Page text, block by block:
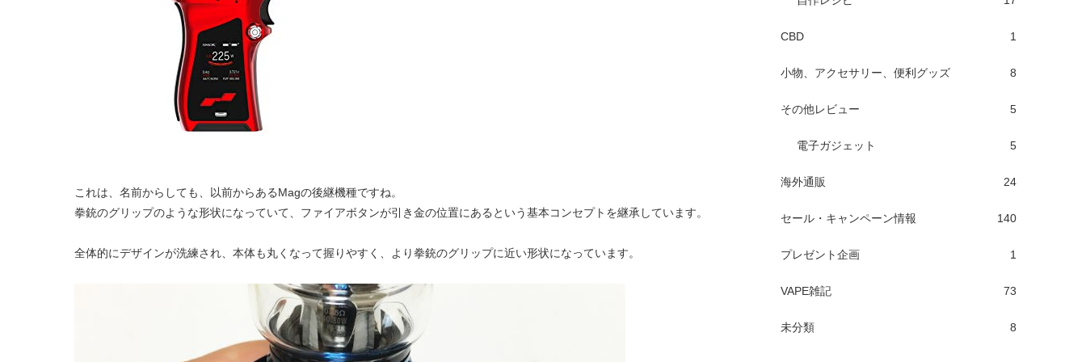
これは、名前からしても、以前からあるMagの後継機種ですね。
拳銃のグリップのような形状になっていて、ファイアボタンが引き金の位置にあるという基本コンセプトを継承しています。
全体的にデザインが洗練され、本体も丸くなって握りやすく、より拳銃のグリップに近い形状になっています。
CBD 1
小物、アクセサリー、便利グッズ 8
その他レビュー 5
電子ガジェット 5
海外通販 24
セール・キャンペーン情報 140
プレゼント企画 1
VAPE雑記 73
未分類 8